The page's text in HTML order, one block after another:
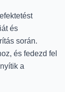
és
során.
és fedezd fel
a